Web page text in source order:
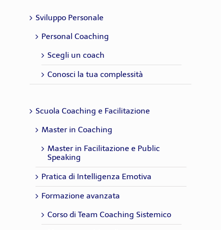
Sviluppo Personale
Personal Coaching
Scegli un coach
Conosci la tua complessità
Scuola Coaching e Facilitazione
Master in Coaching
Master in Facilitazione e Public
Speaking
Pratica di Intelligenza Emotiva
Formazione avanzata
Corso di Team Coaching Sistemico